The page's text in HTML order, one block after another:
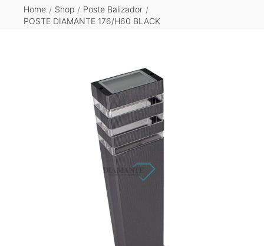
Home / Shop / Poste Balizador /
POSTE DIAMANTE 176/H60 BLACK